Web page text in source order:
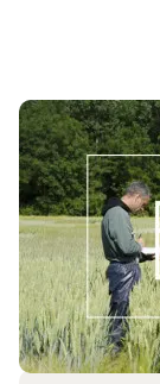
Bulletins de
derniers
Ces bulletins,
des lieux
19 MAI 2026